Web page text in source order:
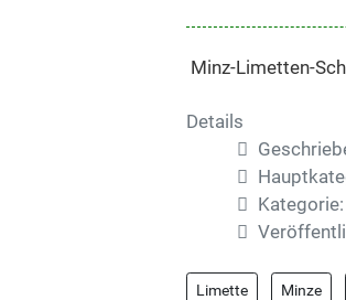
Minz-Limetten-
Details
Kategorie:
Limette Minze